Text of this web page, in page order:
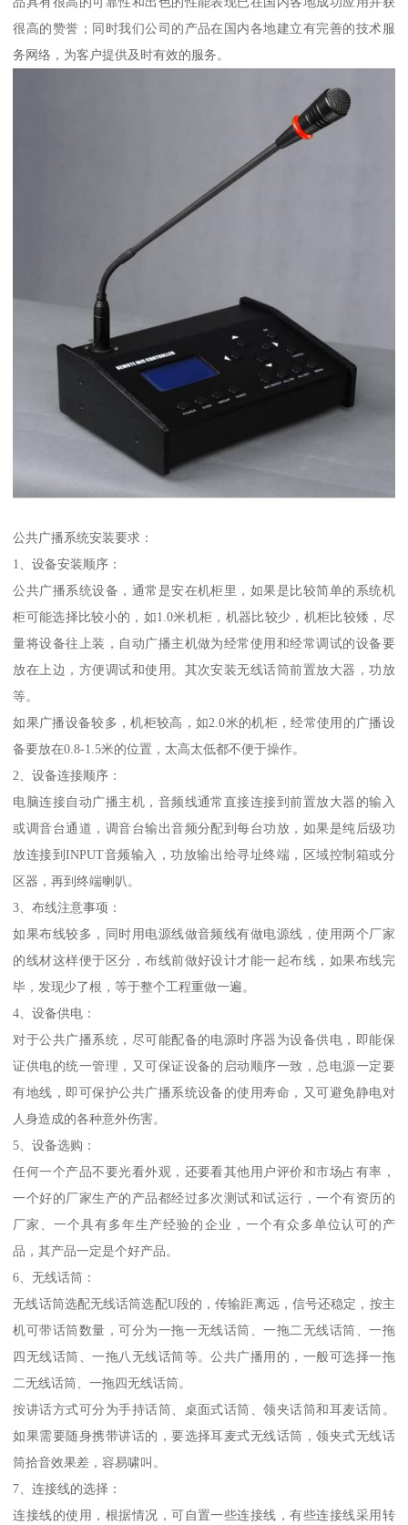
很高的赞誉；同时我们公司的产品在国内各地建立有完善的技术服
务网络，为客户提供及时有效的服务。
公共广播系统安装要求：
1、设备安装顺序：
公共广播系统设备，通常是安在机柜里，如果是比较简单的系统机
柜可能选择比较小的，如1.0米机柜，机器比较少，机柜比较矮，尽
量将设备往上装，自动广播主机做为经常使用和经常调试的设备要
放在上边，方便调试和使用。其次安装无线话筒前置放大器，功放
等。
如果广播设备较多，机柜较高，如2.0米的机柜，经常使用的广播设
备要放在0.8-1.5米的位置，太高太低都不便于操作。
2、设备连接顺序：
电脑连接自动广播主机，音频线通常直接连接到前置放大器的输入
或调音台通道，调音台输出音频分配到每台功放，如果是纯后级功
放连接到INPUT音频输入，功放输出给寻址终端，区域控制箱或分
区器，再到终端喇叭。
3、布线注意事项：
如果布线较多，同时用电源线做音频线有做电源线，使用两个厂家
的线材这样便于区分，布线前做好设计才能一起布线，如果布线完
毕，发现少了根，等于整个工程重做一遍。
4、设备供电：
对于公共广播系统，尽可能配备的电源时序器为设备供电，即能保
证供电的统一管理，又可保证设备的启动顺序一致，总电源一定要
有地线，即可保护公共广播系统设备的使用寿命，又可避免静电对
人身造成的各种意外伤害。
5、设备选购：
任何一个产品不要光看外观，还要看其他用户评价和市场占有率，
一个好的厂家生产的产品都经过多次测试和试运行，一个有资历的
厂家、一个具有多年生产经验的企业，一个有众多单位认可的产
品，其产品一定是个好产品。
6、无线话筒：
无线话筒选配无线话筒选配U段的，传输距离远，信号还稳定，按主
机可带话筒数量，可分为一拖一无线话筒、一拖二无线话筒、一拖
四无线话筒、一拖八无线话筒等。公共广播用的，一般可选择一拖
二无线话筒、一拖四无线话筒。
按讲话方式可分为手持话筒、桌面式话筒、领夹话筒和耳麦话筒。
如果需要随身携带讲话的，要选择耳麦式无线话筒，领夹式无线话
筒拾音效果差，容易啸叫。
7、连接线的选择：
连接线的使用，根据情况，可自置一些连接线，有些连接线采用转